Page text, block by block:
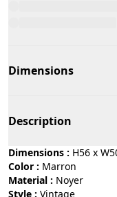
Dimensions
Description
Dimensions : H56 x
Color :
marron
Material :
noyer
Style :
vintage